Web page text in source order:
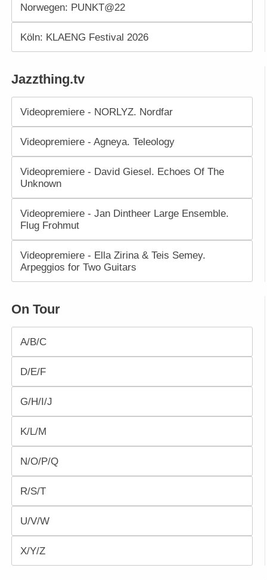
Norwegen: PUNKT@22
Köln: KLAENG Festival 2026
Jazzthing.tv
Videopremiere - NORLYZ. Nordfar
Videopremiere - Agneya. Teleology
Videopremiere - David Giesel. Echoes Of The
Unknown
Videopremiere - Jan Dintheer Large Ensemble.
Flug Frohmut
Videopremiere - Ella Zirina & Teis Semey.
Arpeggios for Two Guitars
On Tour
A/B/C
D/E/F
G/H/I/J
K/L/M
N/O/P/Q
R/S/T
U/V/W
X/Y/Z